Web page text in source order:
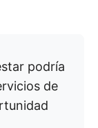
podría
de